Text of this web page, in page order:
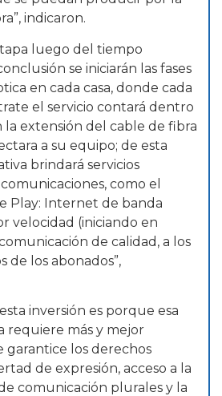
indicaron.
luego del tiempo
se iniciarán las fases
en cada casa, donde cada
el servicio contará dentro
la extensión del cable de fibra
a su equipo; de esta
brindará servicios
como el
Play: Internet de banda
velocidad (iniciando en
de calidad, a los
de los abonados”,
inversión es porque esa
requiere más y mejor
garantice los derechos
de expresión, acceso a la
comunicación plurales y la